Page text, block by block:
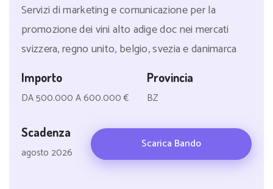
Servizi di marketing e comunicazione per la
promozione dei vini alto adige doc nei mercati
svizzera, regno unito, belgio, svezia e danimarca
Importo
DA 500.000 A 600.000 €
Provincia
BZ
Scadenza
agosto 2026
Scarica Bando